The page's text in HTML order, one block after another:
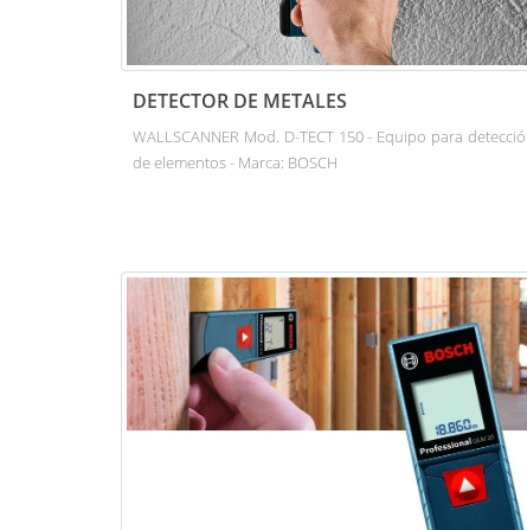
DETECTOR DE METALES
WALLSCANNER Mod. D-TECT 150 - Equipo para
de elementos - Marca: BOSCH